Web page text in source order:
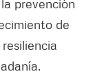
prevención
de